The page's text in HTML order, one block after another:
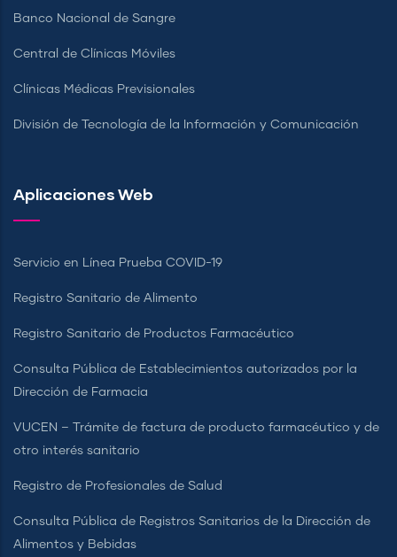
Banco Nacional de Sangre
Central de Clínicas Móviles
Clínicas Médicas Previsionales
División de Tecnología de la Información y Comunicación
Aplicaciones Web
Servicio en Línea Prueba COVID-19
Registro Sanitario de Alimento
Registro Sanitario de Productos Farmacéutico
Consulta Pública de Establecimientos autorizados por la
Dirección de Farmacia
VUCEN – Trámite de factura de producto farmacéutico y de
otro interés sanitario
Registro de Profesionales de Salud
Consulta Pública de Registros Sanitarios de la Dirección de
Alimentos y Bebidas